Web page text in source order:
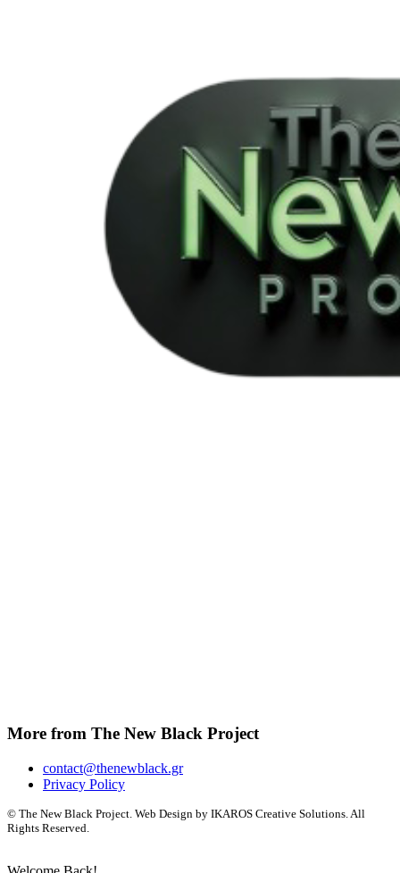
More from The New Black Project
contact@thenewblack.gr
Privacy Policy
© The New Black Project. Web Design by IKAROS Creative Solutions. All
Rights Reserved.